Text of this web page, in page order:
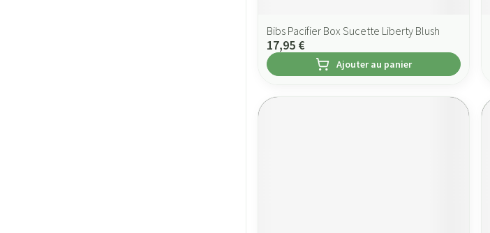
Bibs Pacifier Box Sucette Liberty Blush
17,95 €
Ajouter au panier